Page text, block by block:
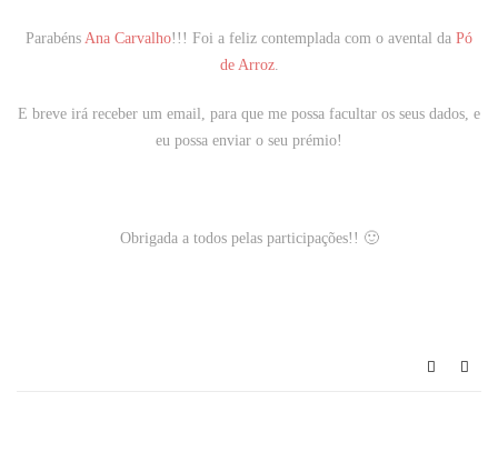
Parabéns Ana Carvalho!!! Foi a feliz contemplada com o avental da Pó
de Arroz.
E breve irá receber um email, para que me possa facultar os seus dados, e
eu possa enviar o seu prémio!
Obrigada a todos pelas participações!! 🙂